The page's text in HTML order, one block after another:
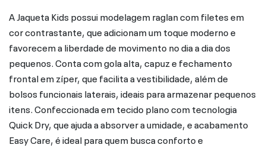
A Jaqueta Kids possui modelagem raglan com filetes em
cor contrastante, que adicionam um toque moderno e
favorecem a liberdade de movimento no dia a dia dos
pequenos. Conta com gola alta, capuz e fechamento
frontal em zíper, que facilita a vestibilidade, além de
bolsos funcionais laterais, ideais para armazenar pequenos
itens. Confeccionada em tecido plano com tecnologia
Quick Dry, que ajuda a absorver a umidade, e acabamento
Easy Care, é ideal para quem busca conforto e